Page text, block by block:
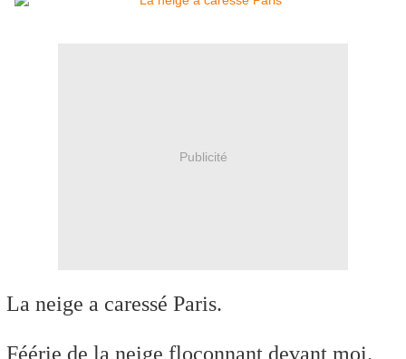
Publicité
La neige a caressé Paris.
Féérie de la neige floconnant devant moi.